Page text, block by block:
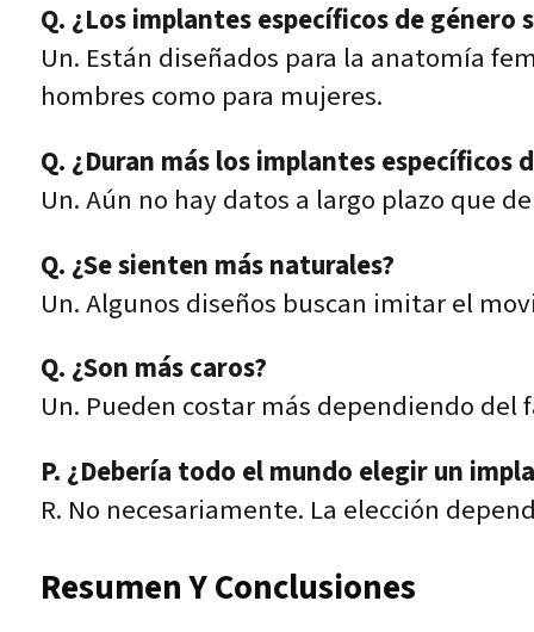
Q. ¿Los implantes específicos de género
Un. Están diseñados para la anatomía
hombres como para mujeres.
Q. ¿Duran más los implantes específicos
Un. Aún no hay datos a largo plazo que
Q. ¿Se sienten más naturales?
Un. Algunos diseños buscan imitar el
Q. ¿Son más caros?
Un. Pueden costar más dependiendo
P. ¿Debería todo el mundo elegir un
R. No necesariamente. La elección
Resumen Y Conclusiones